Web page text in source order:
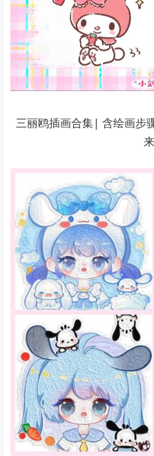
三丽鸥插画合集| 含绘画步